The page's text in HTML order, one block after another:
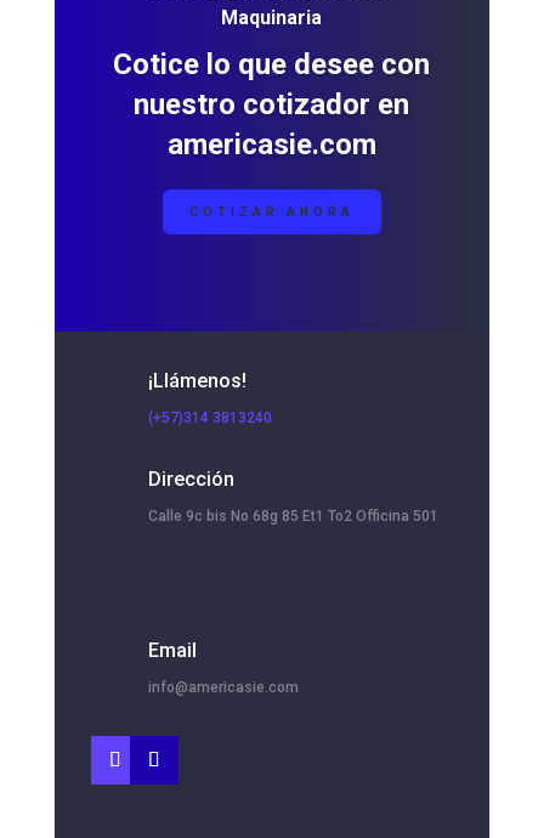
Maquinaria
Cotice lo que desee con
nuestro cotizador en
americasie.com
COTIZAR AHORA
¡Llámenos!
(+57)314 3813240
Dirección
Calle 9c bis No 68g 85 Et1 To2 Officina 501
Email
info@americasie.com